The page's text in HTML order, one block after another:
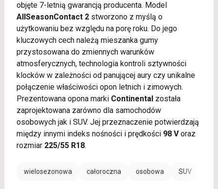
objęte 7-letnią gwarancją producenta. Model
AllSeasonContact 2stworzono z myślą o
użytkowaniu bez względu na porę roku. Do jego
kluczowych cech należą mieszanka gumy
przystosowana do zmiennych warunków
atmosferycznych, technologia kontroli sztywności
klocków w zależności od panującej aury czy unikalne
połączenie właściwości opon letnich i zimowych.
Prezentowana opona marki Continentalzostała
zaprojektowana zarówno dla samochodów
osobowych jak i SUV. Jej przeznaczenie potwierdzają
między innymi indeks nośności i prędkości 98 Voraz
rozmiar 225/55 R18.
wielosezonowa całoroczna osobowa SUV